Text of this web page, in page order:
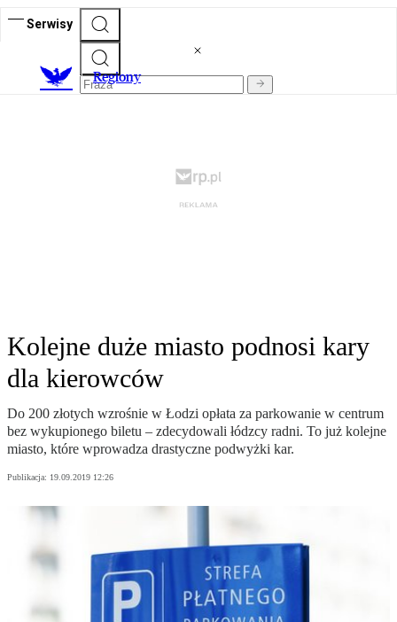
Serwisy
Regiony
Kolejne duże miasto podnosi kary
dla kierowców
Do 200 złotych wzrośnie w Łodzi opłata za parkowanie w centrum
bez wykupionego biletu – zdecydowali łódzcy radni. To już kolejne
miasto, które wprowadza drastyczne podwyżki kar.
Publikacja: 19.09.2019 12:26